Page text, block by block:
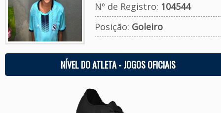
Nº de Registro: 104544
Posição: Goleiro
NÍVEL DO ATLETA - JOGOS OFICIAIS